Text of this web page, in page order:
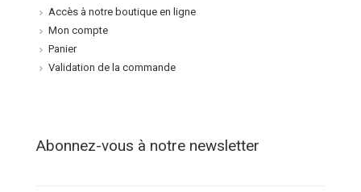
Accès à notre boutique en ligne
Mon compte
Panier
Validation de la commande
Abonnez-vous à notre newsletter